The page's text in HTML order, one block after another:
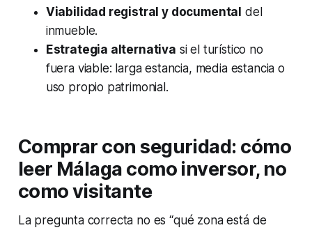
Viabilidad registral y documental del
inmueble.
Estrategia alternativa si el turístico no
fuera viable: larga estancia, media estancia o
uso propio patrimonial.
Comprar con seguridad: cómo
leer Málaga como inversor, no
como visitante
La pregunta correcta no es “qué zona está de